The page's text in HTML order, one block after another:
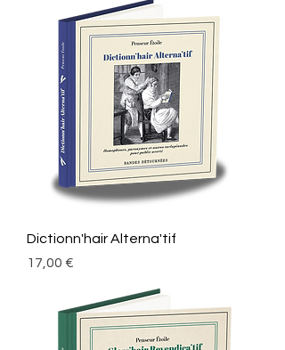
Dictionn'hair Alterna'tif
Prix
17,00 €